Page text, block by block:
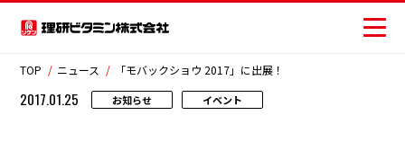
TOP ニュース 「モバックショウ 2017」に出展！
2017.01.25 お知らせ イベント